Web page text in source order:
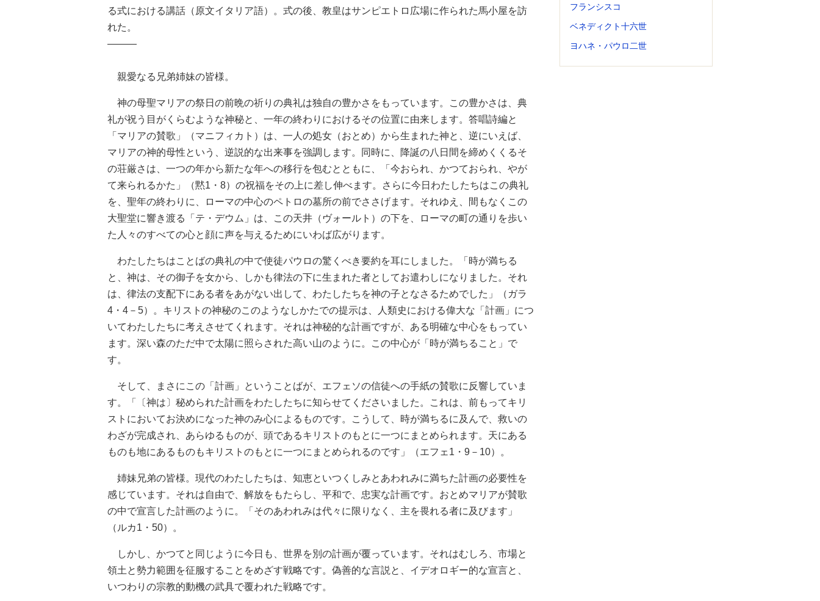
る式における講話（原文イタリア語）。式の後、教皇はサンピエトロ広場に作られた馬小屋を訪
れた。
―――
親愛なる兄弟姉妹の皆様。
神の母聖マリアの祭日の前晩の祈りの典礼は独自の豊かさをもっています。この豊かさは、典
礼が祝う目がくらむような神秘と、一年の終わりにおけるその位置に由来します。答唱詩編と
「マリアの賛歌」（マニフィカト）は、一人の処女（おとめ）から生まれた神と、逆にいえば、
マリアの神的母性という、逆説的な出来事を強調します。同時に、降誕の八日間を締めくくるそ
の荘厳さは、一つの年から新たな年への移行を包むとともに、「今おられ、かつておられ、やが
て来られるかた」（黙1・8）の祝福をその上に差し伸べます。さらに今日わたしたちはこの典礼
を、聖年の終わりに、ローマの中心のペトロの墓所の前でささげます。それゆえ、間もなくこの
大聖堂に響き渡る「テ・デウム」は、この天井（ヴォールト）の下を、ローマの町の通りを歩い
た人々のすべての心と顔に声を与えるためにいわば広がります。
わたしたちはことばの典礼の中で使徒パウロの驚くべき要約を耳にしました。「時が満ちる
と、神は、その御子を女から、しかも律法の下に生まれた者としてお遣わしになりました。それ
は、律法の支配下にある者をあがない出して、わたしたちを神の子となさるためでした」（ガラ
4・4－5）。キリストの神秘のこのようなしかたでの提示は、人類史における偉大な「計画」につ
いてわたしたちに考えさせてくれます。それは神秘的な計画ですが、ある明確な中心をもってい
ます。深い森のただ中で太陽に照らされた高い山のように。この中心が「時が満ちること」で
す。
そして、まさにこの「計画」ということばが、エフェソの信徒への手紙の賛歌に反響していま
す。「〔神は〕秘められた計画をわたしたちに知らせてくださいました。これは、前もってキリ
ストにおいてお決めになった神のみ心によるものです。こうして、時が満ちるに及んで、救いの
わざが完成され、あらゆるものが、頭であるキリストのもとに一つにまとめられます。天にある
ものも地にあるものもキリストのもとに一つにまとめられるのです」（エフェ1・9－10）。
姉妹兄弟の皆様。現代のわたしたちは、知恵といつくしみとあわれみに満ちた計画の必要性を
感じています。それは自由で、解放をもたらし、平和で、忠実な計画です。おとめマリアが賛歌
の中で宣言した計画のように。「そのあわれみは代々に限りなく、主を畏れる者に及びます」
（ルカ1・50）。
しかし、かつてと同じように今日も、世界を別の計画が覆っています。それはむしろ、市場と
領土と勢力範囲を征服することをめざす戦略です。偽善的な言説と、イデオロギー的な宣言と、
いつわりの宗教的動機の武具で覆われた戦略です。
フランシスコ
ベネディクト十六世
ヨハネ・パウロ二世